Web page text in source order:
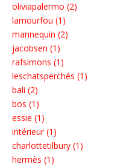
oliviapalermo (2)
lamourfou (1)
mannequin (2)
jacobsen (1)
rafsimons (1)
leschatsperchés (1)
bali (2)
bos (1)
essie (1)
intérieur (1)
charlottetilbury (1)
hermès (1)